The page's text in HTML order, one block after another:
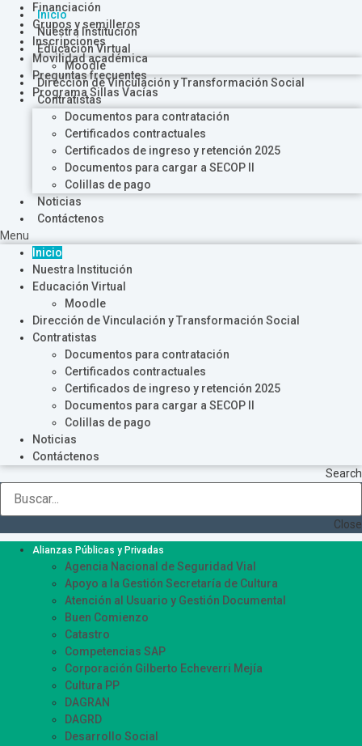
Financiación
Grupos y semilleros
Inscripciones
Movilidad académica
Preguntas frecuentes
Programa Sillas Vacías
Inicio
Nuestra Institución
Educación Virtual
Moodle
Dirección de Vinculación y Transformación Social
Contratistas
Documentos para contratación
Certificados contractuales
Certificados de ingreso y retención 2025
Documentos para cargar a SECOP II
Colillas de pago
Noticias
Contáctenos
Menu
Inicio
Nuestra Institución
Educación Virtual
Moodle
Dirección de Vinculación y Transformación Social
Contratistas
Documentos para contratación
Certificados contractuales
Certificados de ingreso y retención 2025
Documentos para cargar a SECOP II
Colillas de pago
Noticias
Contáctenos
Search
Close
Alianzas Públicas y Privadas
Agencia Nacional de Seguridad Vial
Apoyo a la Gestión Secretaría de Cultura
Atención al Usuario y Gestión Documental
Buen Comienzo
Catastro
Competencias SAP
Corporación Gilberto Echeverri Mejía
Cultura PP
DAGRAN
DAGRD
Desarrollo Social